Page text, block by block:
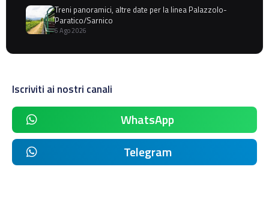
Treni panoramici, altre date per la linea Palazzolo-
Paratico/Sarnico
6 Ago 2026
Iscriviti ai nostri canali
WhatsApp
Telegram